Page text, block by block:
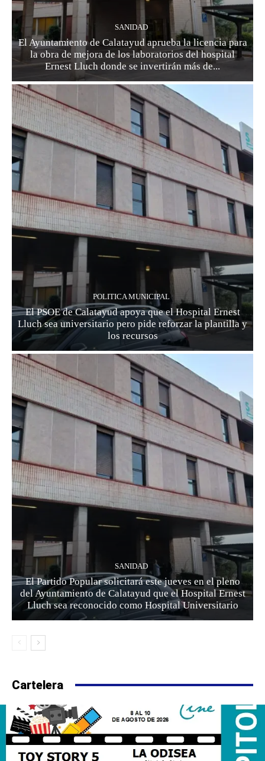
SANIDAD
El Ayuntamiento de Calatayud aprueba la licencia para
la obra de mejora de los laboratorios del hospital
Ernest Lluch donde se invertirán más de...
POLITICA MUNICIPAL
El PSOE de Calatayud apoya que el Hospital Ernest
Lluch sea universitario pero pide reforzar la plantilla y
los recursos
SANIDAD
El Partido Popular solicitará este jueves en el pleno
del Ayuntamiento de Calatayud que el Hospital Ernest
Lluch sea reconocido como Hospital Universitario
Cartelera